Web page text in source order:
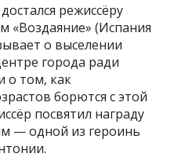
режиссёру
«Воздаяние» (Испания
о выселении
города ради
о том, как
борются с этой
посвятил награду
— одной из героинь